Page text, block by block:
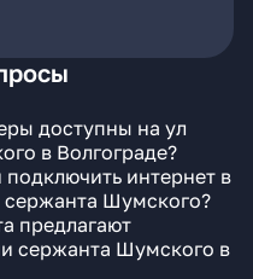
доступны на ул
в Волгограде?
интернет в
Шумского?
предлагают
сержанта Шумского в